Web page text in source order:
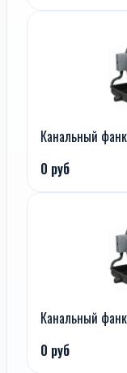
Канальный
0 руб
Канальный
0 руб